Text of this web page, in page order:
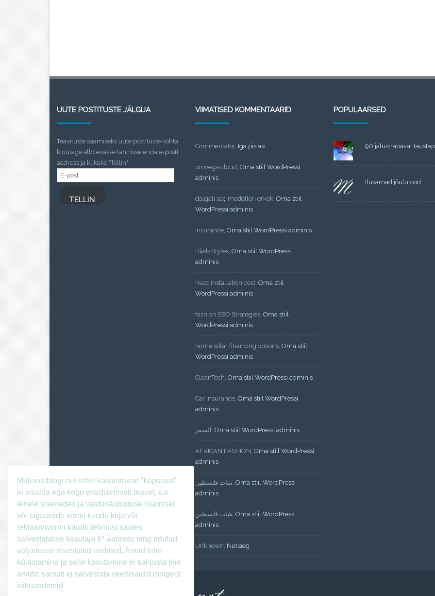
UUTE POSTITUSTE JÄLGIJA
Teavituste saamiseks uute postituste kohta
kirjutage allolevasse lahtrisse enda e-posti
aadress ja klikake "Tellin"
E-
post
TELLIN
VIIMATISED KOMMENTAARID
Commentator, Iga pisiasi…
provega cloud Oma stiil WordPressi
adminis
dalgalı saç modelleri erkek Oma stiil
WordPressi adminis
Insurance Oma stiil WordPressi adminis
Hijab Styles Oma stiil WordPressi
adminis
hvac installation cost Oma stiil
WordPressi adminis
fashion SEO Strategies Oma stiil
WordPressi adminis
home solar financing options Oma stiil
WordPressi adminis
CleanTech Oma stiil WordPressi adminis
Car insurance Oma stiil WordPressi
adminis
السفر Oma stiil WordPressi adminis
AFRICAN FASHION Oma stiil WordPressi
adminis
شات فلسطين Oma stiil WordPressi
adminis
شات فلسطين Oma stiil WordPressi
adminis
Unknown Nutiaeg
POPULAARSED
90 jalustrabavat
Ilusamad jõululood
Muleioleblogi.net lehel kasutatavad "küpsised"
ei sisalda ega kogu eraldiseisvalt teavet, v.a.
lehele sisenedes ja vastunäidustuse lisamisel
või tagasiside vormi kaudu kirja või
reklaamivormi kaudu telimust saates
salvestatakse kasutaja IP-aadress ning nõutud
väljadesse sisestatud andmed. Antud lehe
külastamine ja selle kasutamine ei kahjusta teie
arvutit, samuti ei salvestata veebisaidilt mingeid
isikuandmeid.